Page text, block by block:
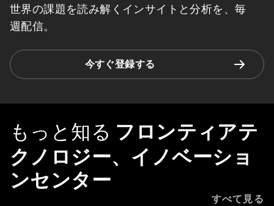
世界の課題を読み解くインサイトと分析を、毎
週配信。
今すぐ登録する
もっと知る フロンティアテ
クノロジー、イノベーショ
ンセンター
すべて見る